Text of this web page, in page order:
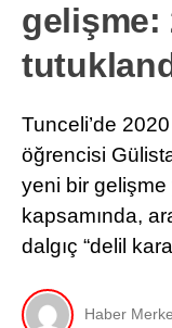
gelişme:
Tunceli’de
öğrencisi
yeni bir gelişme
kapsamında,
dalgıç “delil
Haber